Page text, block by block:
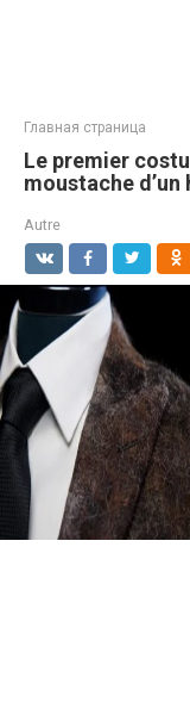
Главная страница
Le premier
moustache d’un
Autre